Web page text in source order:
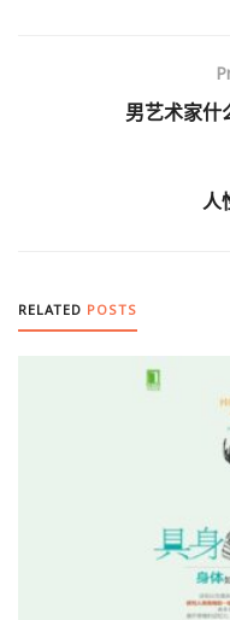
男艺术家什
人
RELATED POSTS